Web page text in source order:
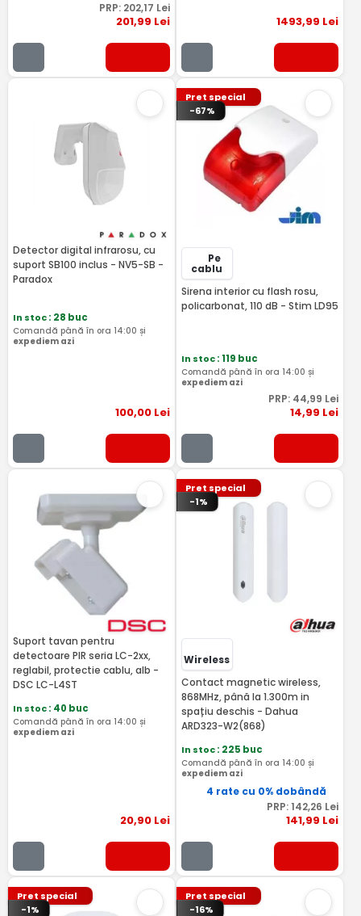
PRP: 202,17 Lei
201,99 Lei 1493,99 Lei
Detector digital infrarosu, cu
suport SB100 inclus - NV5-SB -
Paradox
In stoc: 28 buc
Comandă până în ora 14:00 și
expediem azi
100,00Lei
Pret special
-67%
Pe
cablu
Sirena interior cu flash rosu,
policarbonat, 110 dB - Stim LD95
In stoc: 119 buc
Comandă până în ora 14:00 și
expediem azi
PRP: 44,99 Lei
14,99 Lei
Suport tavan pentru
detectoare PIR seria LC-2xx,
reglabil, protectie cablu, alb -
DSC LC-L4ST
In stoc: 40 buc
Comandă până în ora 14:00 și
expediem azi
20,90Lei
Pret special
-1%
Wireless
Contact magnetic wireless,
868MHz, până la 1.300m in
spațiu deschis - Dahua
ARD323-W2(868)
In stoc: 225 buc
Comandă până în ora 14:00 și
expediem azi
4 rate cu 0% dobândă
PRP: 142,26 Lei
141,99 Lei
Pret special
-1%
Pret special
-16%